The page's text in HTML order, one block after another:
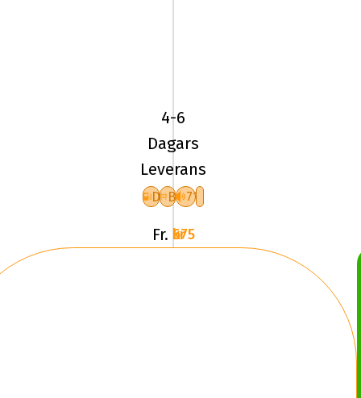
WinterCraft
WP52
Fr
4-6
Dagars
Leverans
D B 71
Fr. 675 kr